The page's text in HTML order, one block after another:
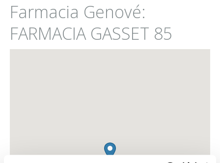
Farmacia Genové:
FARMACIA GASSET 85